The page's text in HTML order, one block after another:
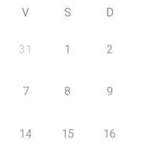
V S D
31 1 2
7 8 9
14 15 16